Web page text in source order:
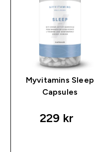
Myvitamins Sleep
Capsules
229 kr‎